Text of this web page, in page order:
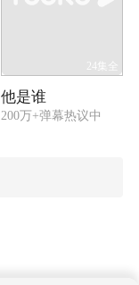
24集全
他是谁
200万+弹幕热议中